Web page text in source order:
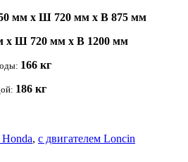
мм x Ш 720 мм x В 875 мм
x Ш 720 мм x В 1200 мм
166 кг
186 кг
, c двигателем Loncin